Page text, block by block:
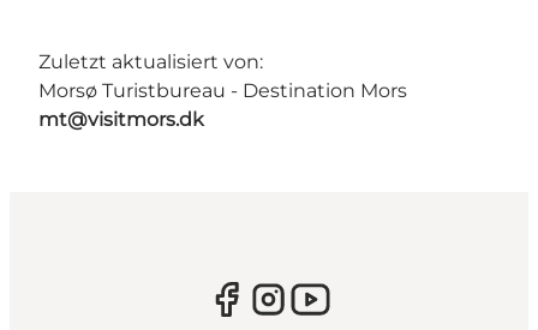
Zuletzt aktualisiert von:
Morsø Turistbureau - Destination Mors
mt@visitmors.dk